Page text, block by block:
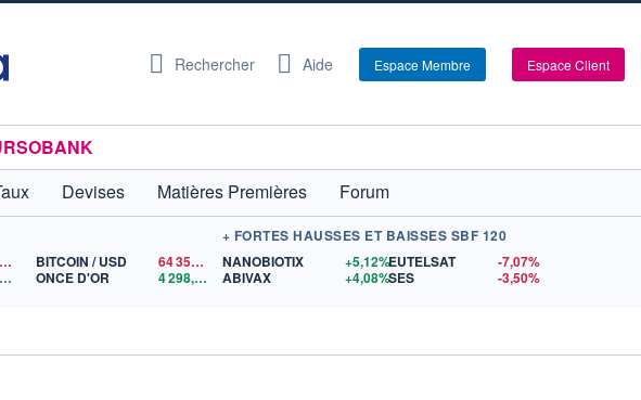
Rechercher Aide Espace Membre Espace Client
Devises Matières Premières
Forum
BITCOIN / USD 64 353,00
$US
ONCE D'OR
4 298,61 $US
+ FORTES HAUSSES ET BAISSES SBF 120
NANOBIOTIX
+5,12%
ABIVAX
+4,08%
EUTELSAT
-7,07%
SES
-3,50%